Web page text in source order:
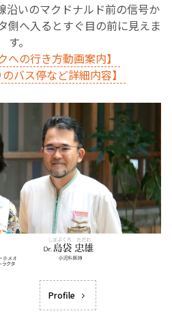
沿いのマクドナルド前の信号か
側へ入るとすぐ目の前に見えま
す。
への行き方動画案内】
バス停など詳細内容】
Profile